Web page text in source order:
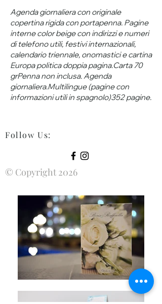
Agenda giornaliera con originale
copertina rigida con portapenna. Pagine
interne color beige con indirizzi e numeri
di telefono utili, festivi internazionali,
calendario triennale, onomastici e cartina
Europa politica doppia pagina.Carta 70
grPenna non inclusa. Agenda
giornaliera.Multilingue (pagine con
informazioni utili in spagnolo)352 pagine.
Follow Us:
© Copyright 2026